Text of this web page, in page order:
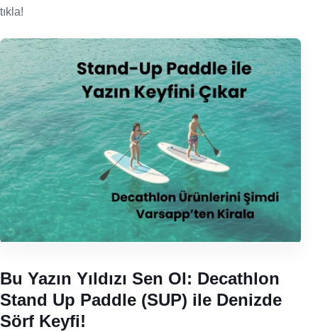
tıkla!
Bu Yazın Yıldızı Sen Ol: Decathlon
Stand Up Paddle (SUP) ile Denizde
Sörf Keyfi!